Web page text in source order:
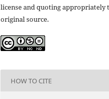
license and quoting appropriately
original source.
HOW TO CITE